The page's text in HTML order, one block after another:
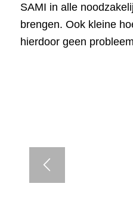
SAMI in alle
brengen. Ook kleine
hierdoor geen